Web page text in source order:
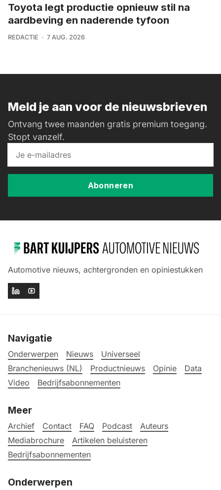
Toyota legt productie opnieuw stil na
aardbeving en naderende tyfoon
REDACTIE 7 AUG. 2026
Meld je aan voor de nieuwsbrieven
Ontvang twee maanden gratis premium toegang.
Stopt vanzelf.
Abonneren
Automotive nieuws, achtergronden en opiniestukken
Navigatie
Onderwerpen Nieuws
Universeel
Branchenieuws (NL)
Productnieuws Opinie
Data
Video
Bedrijfsabonnementen
Meer
Archief Contact FAQ Podcast
Auteurs
Mediabrochure
Artikelen beluisteren
Bedrijfsabonnementen
Onderwerpen